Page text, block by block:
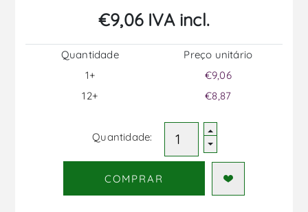
€9,06 IVA incl.
Quantidade
1+
12+
Preço unitário
€9,06
€8,87
Quantidade:
COMPRAR